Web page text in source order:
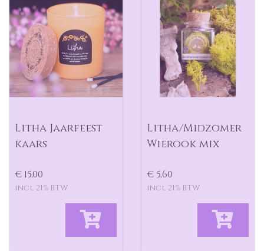
Litha Jaarfeest
kaars
€ 15,00
incl 21% BTW
Litha/Midzomer
Wierook mix
€ 5,60
incl 21% BTW